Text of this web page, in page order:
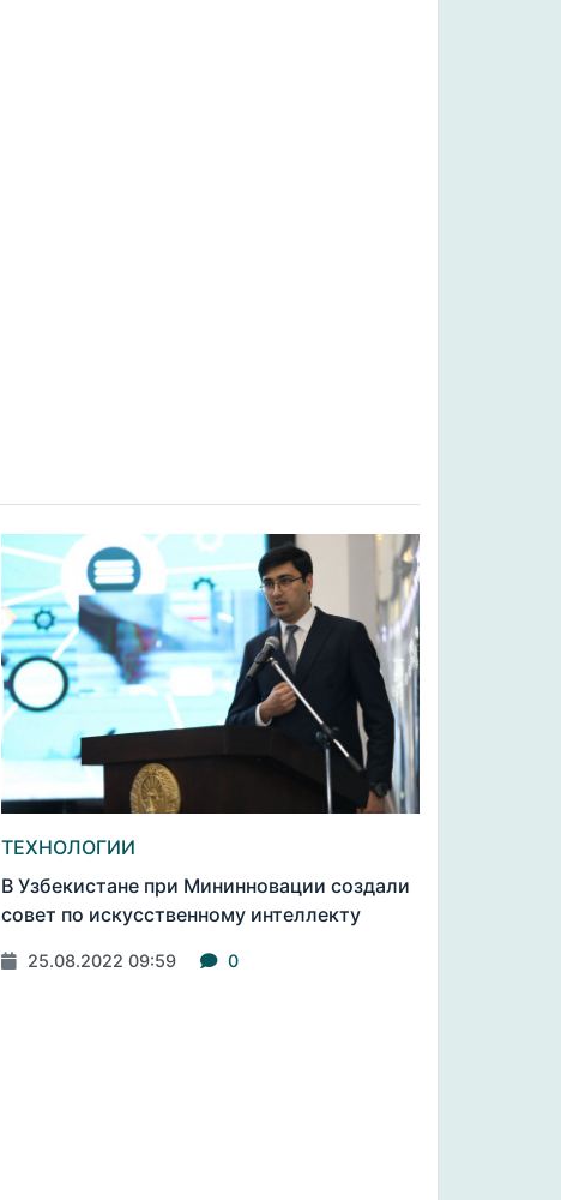
ТЕХНОЛОГИИ
В Узбекистане при Мининновации создали
совет по искусственному интеллекту
25.08.2022 09:59 0